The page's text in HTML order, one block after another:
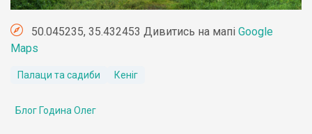
50.045235, 35.432453 Дивитись на мапі Google
Maps
Палаци та садиби Кеніг
Блог Година Олег